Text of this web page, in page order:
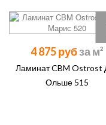
4 875 руб
Ламинат CBM Ostrost
Ольше 515